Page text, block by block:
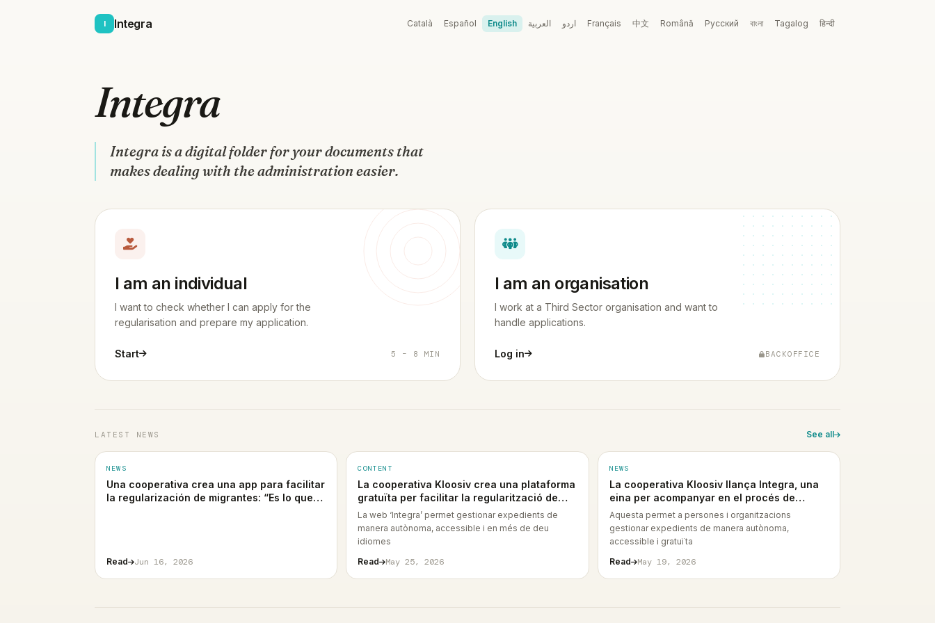
I Integra Català Español English العربية اردو Français 中文 Română Русский বাংলা Tagalog हिन्दी
Integra
Integra is a digital folder for your documents that
makes dealing with the administration easier.
I am an individual
I want to check whether I can apply for the
regularisation and prepare my application.
Start 5 – 8 MIN
I am an organisation
I work at a Third Sector organisation and want to
handle applications.
Log in BACKOFFICE
LATEST NEWS See all
NEWS
Una cooperativa crea una app para facilitar
la regularización de migrantes: “Es lo que
Read Jun 16, 2026
CONTENT
La cooperativa Kloosiv crea una plataforma
gratuïta per facilitar la regularització de
persones migrants
La web ‘Integra’ permet gestionar expedients de
manera autònoma, accessible i en més de deu
idiomes
Read
May 25, 2026
NEWS
La cooperativa Kloosiv llança Integra, una
eina per acompanyar en el procés de
regularització
Aquesta permet a persones i organitzacions
gestionar expedients de manera autònoma,
accessible i gratuïta
Read
May 19, 2026